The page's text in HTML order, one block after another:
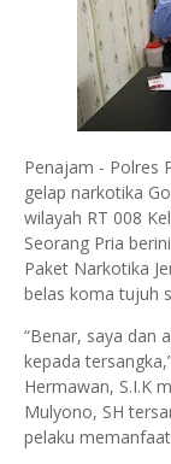
Penajam - Polres
gelap narkotika
wilayah RT 008
Seorang Pria
Paket Narkotika
belas koma tujuh
“Benar, saya dan
kepada
Hermawan, S.I.K
Mulyono, SH
pelaku